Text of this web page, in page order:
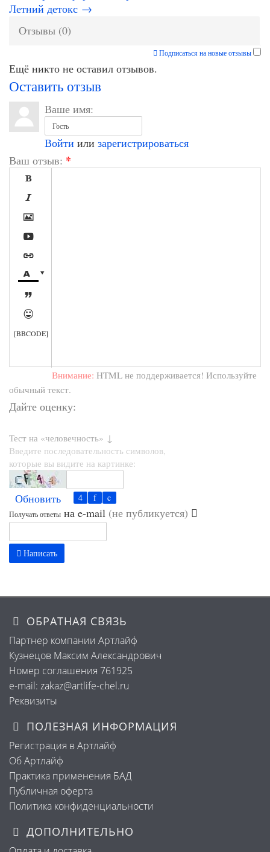
Летний детокс →
Отзывы (0)
Подписаться на новые отзывы
Ещё никто не оставил отзывов.
Оставить отзыв
Ваше имя:
Войти или зарегистрироваться
Ваш отзыв: *









[BBCODE]
Внимание: HTML не поддерживается! Используйте
обычный текст.
Дайте оценку:
Тест на «человечность» ↓
Введите последовательность символов,
которые вы видите на картинке:
Обновить
Получать ответы на e-mail (не публикуется)
Написать
ОБРАТНАЯ СВЯЗЬ
Партнер компании Артлайф
Кузнецов Максим Александрович
Номер соглашения 761925
e-mail: zakaz@artlife-chel.ru
Реквизиты
ПОЛЕЗНАЯ ИНФОРМАЦИЯ
Регистрация в Артлайф
Об Артлайф
Практика применения БАД
Публичная оферта
Политика конфиденциальности
ДОПОЛНИТЕЛЬНО